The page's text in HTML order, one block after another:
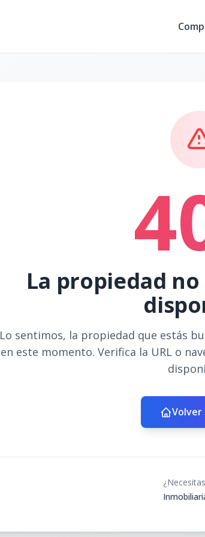
La propiedad
Lo sentimos, la propiedad que estás
en este momento. Verifica la URL o
Volver